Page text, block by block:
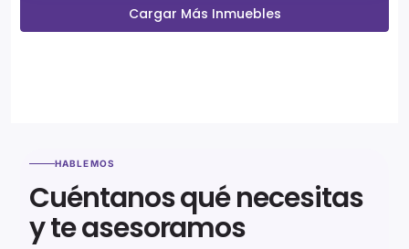
Cargar Más Inmuebles
HABLEMOS
Cuéntanos qué necesitas
y te asesoramos